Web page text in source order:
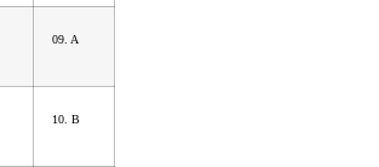
09. A
10. B